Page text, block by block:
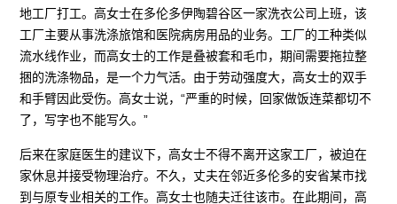
地工厂打工。高女士在多伦多伊陶碧谷区一家洗衣公司上班，该
工厂主要从事洗涤旅馆和医院病房用品的业务。工厂的工种类似
流水线作业，而高女士的工作是叠被套和毛巾，期间需要拖拉整
捆的洗涤物品，是一个力气活。由于劳动强度大，高女士的双手
和手臂因此受伤。高女士说，“严重的时候，回家做饭连菜都切不
了，写字也不能写久。”
后来在家庭医生的建议下，高女士不得不离开这家工厂，被迫在
家休息并接受物理治疗。不久，丈夫在邻近多伦多的安省某市找
到与原专业相关的工作。高女士也随夫迁往该市。在此期间，高